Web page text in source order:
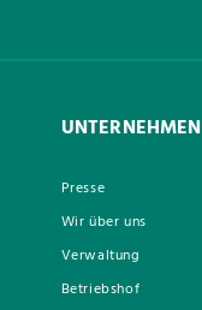
UNTERNEHMEN
Presse
Wir über uns
Verwaltung
Betriebshof